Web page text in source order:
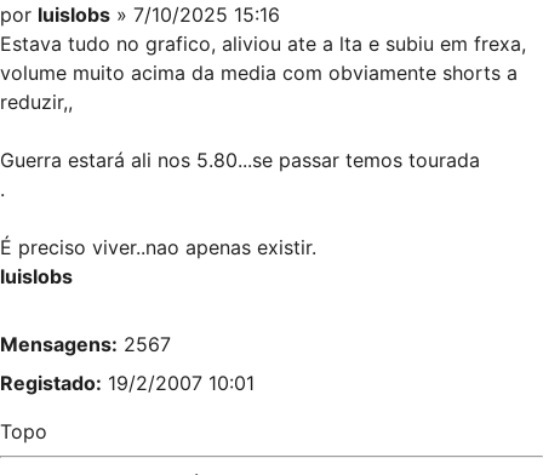
por luislobs » 7/10/2025 15:16
Estava tudo no grafico, aliviou ate a lta e subiu em frexa,
volume muito acima da media com obviamente shorts a
reduzir,,
Guerra estará ali nos 5.80...se passar temos tourada
.
É preciso viver..nao apenas existir.
luislobs
Mensagens: 2567
Registado: 19/2/2007 10:01
Topo